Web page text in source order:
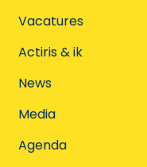
Vacatures
Actiris & ik
News
Media
Agenda